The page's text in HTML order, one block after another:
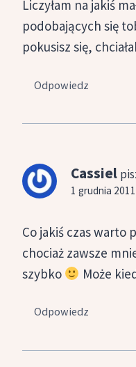
Liczyłam na jakiś
podobających się
pokusisz się,
Odpowiedz
Cassiel
1 grudnia
Co jakiś czas warto
chociaż zawsze
szybko
Może
Odpowiedz